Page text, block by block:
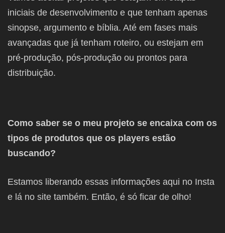
iniciais de desenvolvimento e que tenham apenas
sinopse, argumento e bíblia. Até em fases mais
avançadas que já tenham roteiro, ou estejam em
pré-produção, pós-produção ou prontos para
distribuição.
Como saber se o meu projeto se encaixa com os
tipos de produtos que os players estão
buscando?
Estamos liberando essas informações aqui no Insta
e lá no site também. Então, é só ficar de olho!